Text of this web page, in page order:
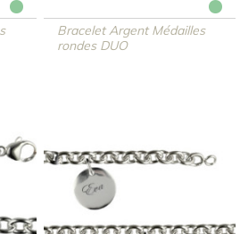
Bracelet Argent Médailles
rondes DUO